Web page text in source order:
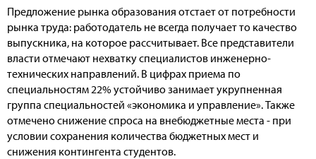
Предложение рынка образования отстает от потребности
рынка труда: работодатель не всегда получает то качество
выпускника, на которое рассчитывает. Все представители
власти отмечают нехватку специалистов инженерно-
технических направлений. В цифрах приема по
специальностям 22% устойчиво занимает укрупненная
группа специальностей «экономика и управление». Также
отмечено снижение спроса на внебюджетные места - при
условии сохранения количества бюджетных мест и
снижения контингента студентов.